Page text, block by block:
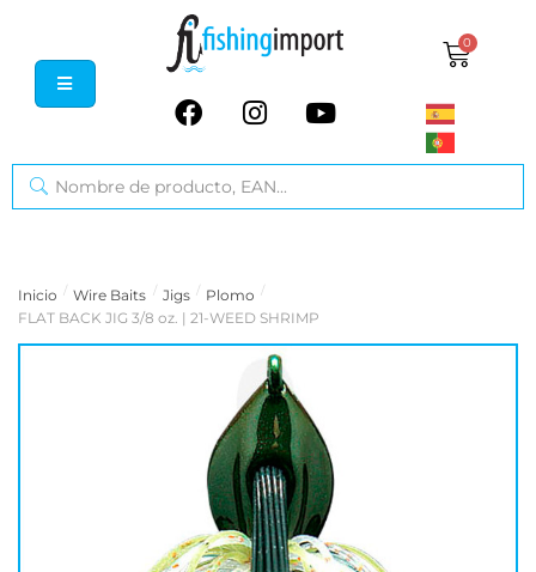
0
Inicio / Wire Baits / Jigs / Plomo /
FLAT BACK JIG 3/8 oz. | 21-WEED SHRIMP